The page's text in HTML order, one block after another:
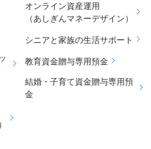
オンライン資産運用
（あしぎんマネーデザイン）
シニアと家族の生活サポート
教育資金贈与専用預金
結婚・子育て資金贈与専用預
金